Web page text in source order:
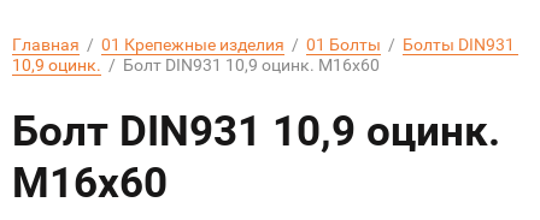
Главная
  /
01 Крепежные изделия
  /
01 Болты
  /
Болты DIN931
10,9 оцинк.
  /  Болт DIN931 10,9 оцинк. М16х60
Болт DIN931 10,9 оцинк.
М16х60